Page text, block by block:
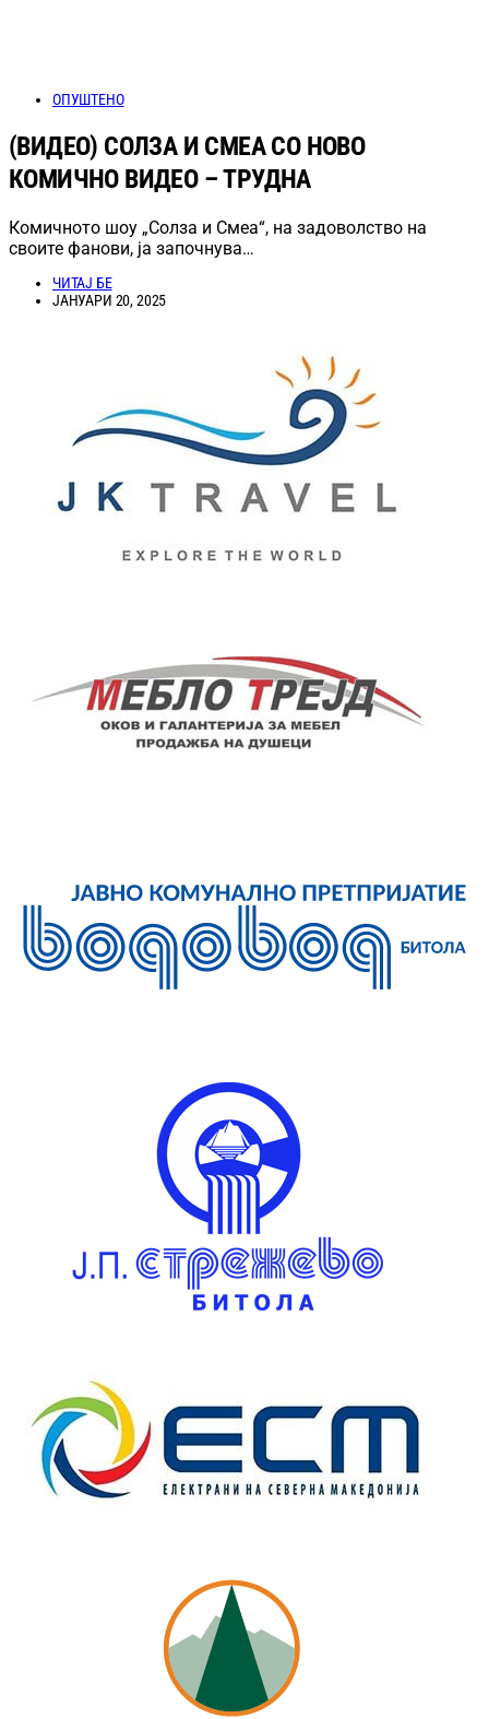
ОПУШТЕНО
(ВИДЕО) СОЛЗА И СМЕА СО НОВО
КОМИЧНО ВИДЕО – ТРУДНА
Комичното шоу „Солза и Смеа“, на задоволство на
своите фанови, ја започнува…
ЧИТАЈ БЕ
ЈАНУАРИ 20, 2025